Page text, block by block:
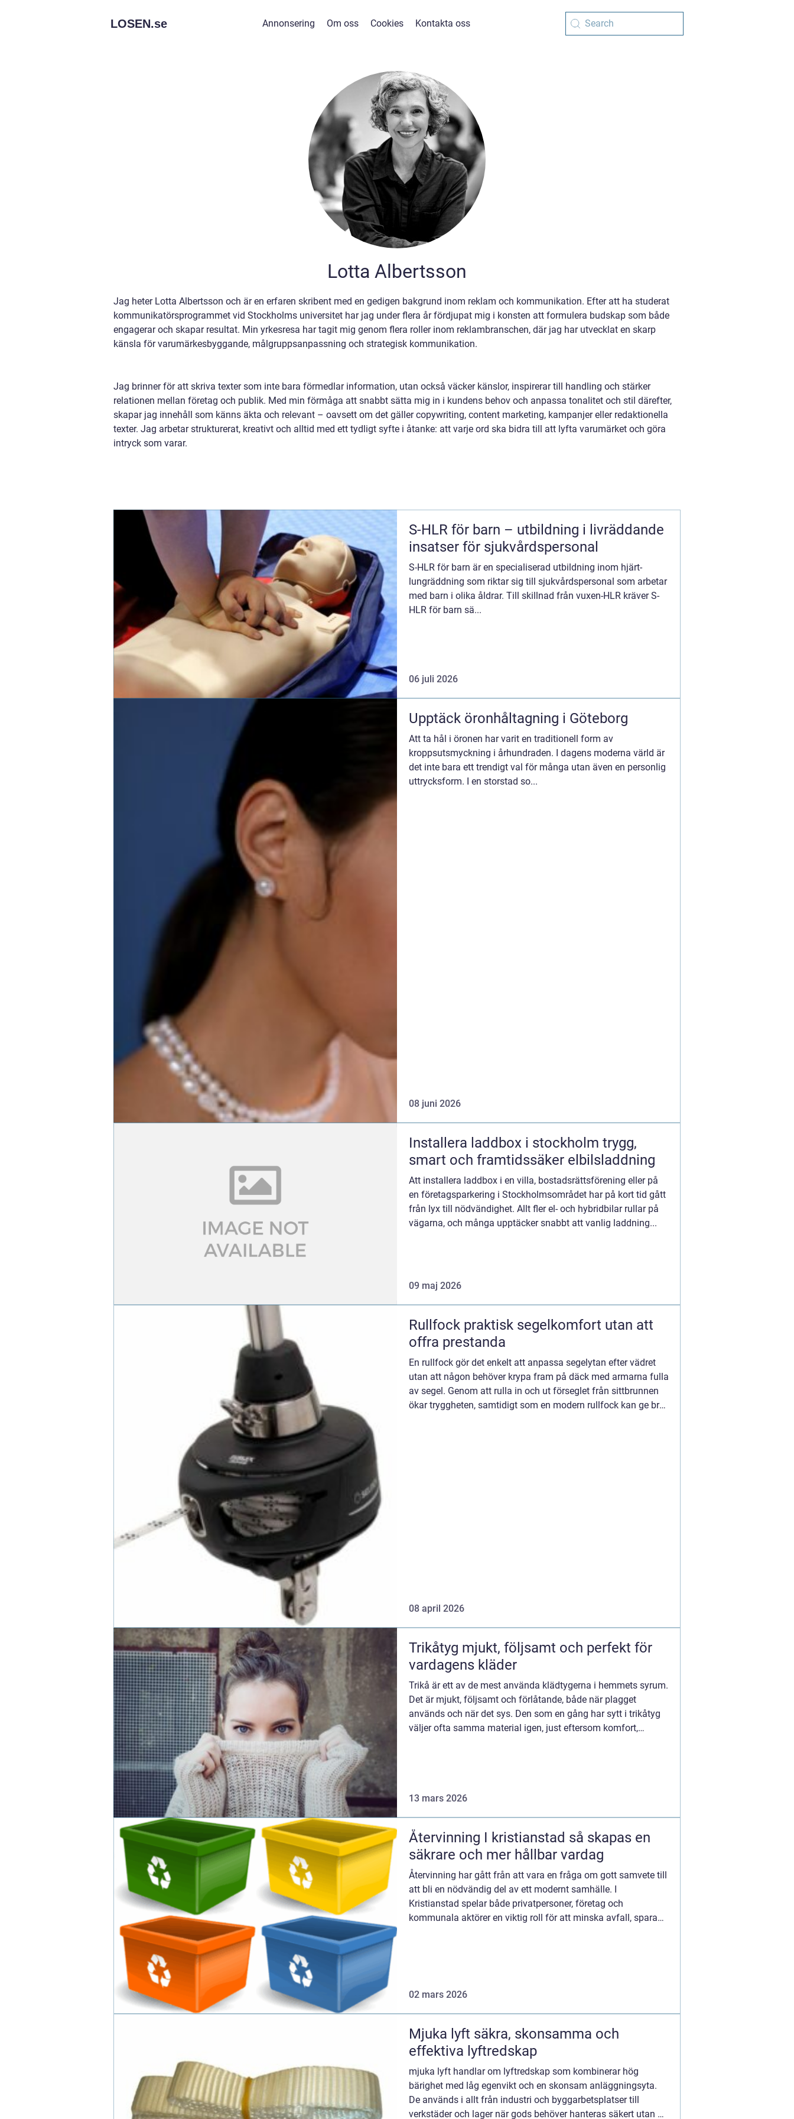
LOSEN.se Annonsering Om oss Cookies Kontakta oss
Lotta Albertsson
Jag heter Lotta Albertsson och är en erfaren skribent med en gedigen bakgrund inom reklam och kommunikation. Efter att ha studerat
kommunikatörsprogrammet vid Stockholms universitet har jag under flera år fördjupat mig i konsten att formulera budskap som både
engagerar och skapar resultat. Min yrkesresa har tagit mig genom flera roller inom reklambranschen, där jag har utvecklat en skarp
känsla för varumärkesbyggande, målgruppsanpassning och strategisk kommunikation.
Jag brinner för att skriva texter som inte bara förmedlar information, utan också väcker känslor, inspirerar till handling och stärker
relationen mellan företag och publik. Med min förmåga att snabbt sätta mig in i kundens behov och anpassa tonalitet och stil därefter,
skapar jag innehåll som känns äkta och relevant – oavsett om det gäller copywriting, content marketing, kampanjer eller redaktionella
texter. Jag arbetar strukturerat, kreativt och alltid med ett tydligt syfte i åtanke: att varje ord ska bidra till att lyfta varumärket och göra
intryck som varar.
S-HLR för barn – utbildning i livräddande
insatser för sjukvårdspersonal
S-HLR för barn är en specialiserad utbildning inom hjärt-
lungräddning som riktar sig till sjukvårdspersonal som arbetar
med barn i olika åldrar. Till skillnad från vuxen-HLR kräver S-
HLR för barn sä...
06 juli 2026
Upptäck öronhåltagning i Göteborg
Att ta hål i öronen har varit en traditionell form av
kroppsutsmyckning i århundraden. I dagens moderna värld är
det inte bara ett trendigt val för många utan även en personlig
uttrycksform. I en storstad so...
08 juni 2026
Installera laddbox i stockholm trygg,
smart och framtidssäker elbilsladdning
Att installera laddbox i en villa, bostadsrättsförening eller på
en företagsparkering i Stockholmsområdet har på kort tid gått
från lyx till nödvändighet. Allt fler el- och hybridbilar rullar på
vägarna, och många upptäcker snabbt att vanlig laddning...
09 maj 2026
Rullfock praktisk segelkomfort utan att
offra prestanda
En rullfock gör det enkelt att anpassa segelytan efter vädret
utan att någon behöver krypa fram på däck med armarna fulla
av segel. Genom att rulla in och ut förseglet från sittbrunnen
ökar tryggheten, samtidigt som en modern rullfock kan ge bra
08 april 2026
Trikåtyg mjukt, följsamt och perfekt för
vardagens kläder
Trikå är ett av de mest använda klädtygerna i hemmets syrum.
Det är mjukt, följsamt och förlåtande, både när plagget
används och när det sys. Den som en gång har sytt i trikåtyg
väljer ofta samma material igen, just eftersom komfort,
13 mars 2026
Återvinning I kristianstad så skapas en
säkrare och mer hållbar vardag
Återvinning har gått från att vara en fråga om gott samvete till
att bli en nödvändig del av ett modernt samhälle. I
Kristianstad spelar både privatpersoner, företag och
kommunala aktörer en viktig roll för att minska avfall, spara
02 mars 2026
Mjuka lyft säkra, skonsamma och
effektiva lyftredskap
mjuka lyft handlar om lyftredskap som kombinerar hög
bärighet med låg egenvikt och en skonsam anläggningsyta.
De används i allt från industri och byggarbetsplatser till
verkstäder och lager när gods behöver hanteras säkert utan att